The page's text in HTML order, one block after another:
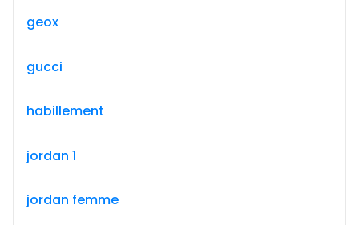
geox
gucci
habillement
jordan 1
jordan femme